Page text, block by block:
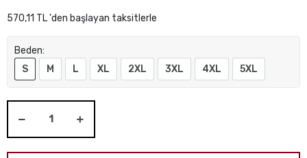
570,11 TL 'den başlayan taksitlerle
Beden:
S
M L XL 2XL 3XL 4XL 5XL